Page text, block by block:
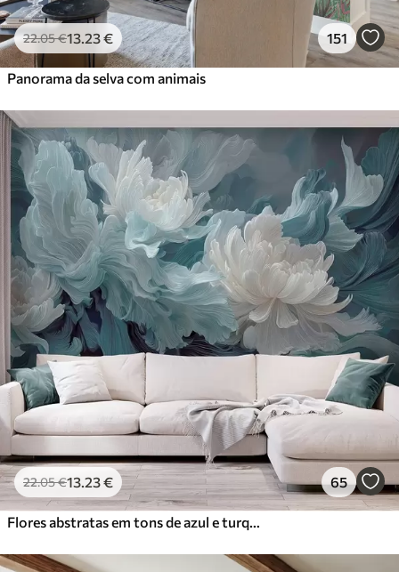
22.05€13 .23€ 151
Panorama da selva com animais
22.05€13 .23€ 65